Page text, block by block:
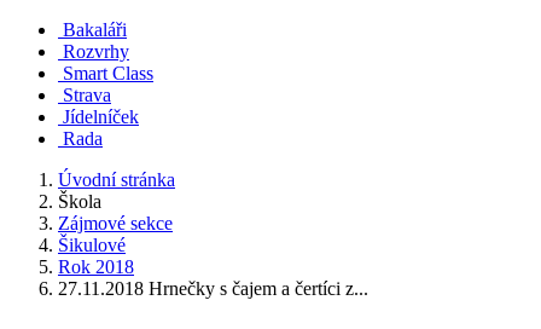
Bakaláři
Rozvrhy
Smart Class
Strava
Jídelníček
Rada
Úvodní stránka
Škola
Zájmové sekce
Šikulové
Rok 2018
27.11.2018 Hrnečky s čajem a čertíci z...